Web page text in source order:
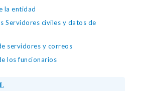
la entidad
Servidores civiles y datos de
servidores y correos
los funcionarios